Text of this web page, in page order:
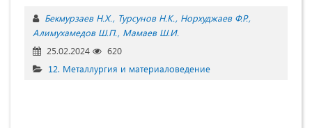
Бекмурзаев Н.Х. Турсунов Н.К. Норхуджаев Ф.Р.
Алимухамедов Ш.П. Мамаев Ш.И.
25.02.2024
620
12. Металлургия и материаловедение